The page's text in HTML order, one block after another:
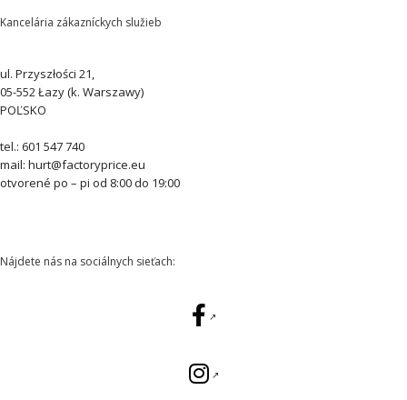
Kancelária zákazníckych služieb
ul. Przyszłości 21,
05-552 Łazy (k. Warszawy)
POĽSKO
tel.: 601 547 740
mail: hurt@factoryprice.eu
otvorené po – pi od 8:00 do 19:00
Nájdete nás na sociálnych sieťach: